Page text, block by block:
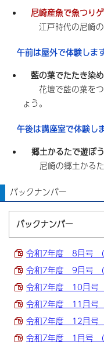
尼崎産魚で魚つり
江戸時代の尼崎の
午前は屋外で体験しま
藍の葉でたたき染
花壇で藍の葉をつ
ょう。
午後は講座室で体験し
郷土かるたで遊ぼう
尼崎の郷土かる
バックナンバー
バックナンバー
令和7年度 8月号 （
令和7年度 9月号 （
令和7年度 10月号
令和7年度 11月号
令和7年度 12月号
令和7年度 1月号 （